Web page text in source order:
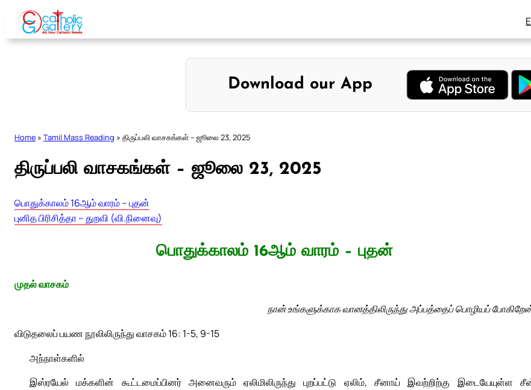
Skip
content
Download our App
Home » Tamil Mass Reading » திருப்பலி வாசகங்கள் – ஜூலை 23, 2025
திருப்பலி வாசகங்கள் – ஜூலை 23, 2025
பொதுக்காலம் 16ஆம் வாரம் – புதன்
புனித பிரிசித்தா – துறவி (வி.நினைவு)
பொதுக்காலம் 16ஆம் வாரம் – புதன்
முதல் வாசகம்
நான் உங்களுக்காக வானத்திலிருந்து அப்பத்தைப் பொழியப்
விடுதலைப் பயண நூலிலிருந்து வாசகம் 16: 1-5, 9-15
அந்நாள்களில்
இஸ்ரயேல் மக்களின் கூட்டமைப்பினர் அனைவரும் ஏலிமிலிருந்து புறப்பட்டு ஏலிம், சீனாய் இவற்றிற்கு இடையேயுள்ள